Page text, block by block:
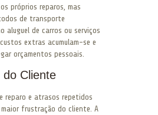
próprios reparos, mas
de transporte
aluguel de carros ou serviços
extras acumulam-se e
orçamentos pessoais.
Cliente
reparo e atrasos repetidos
maior frustração do cliente. A